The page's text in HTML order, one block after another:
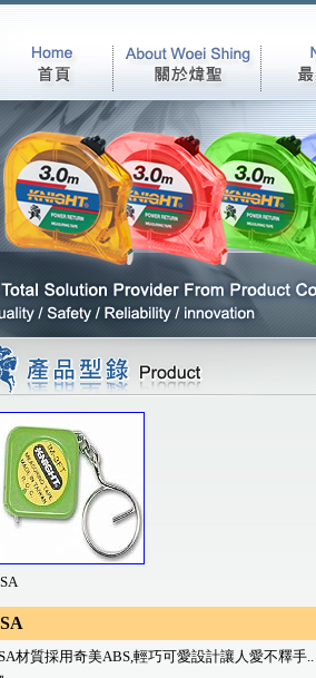
材質採用奇美ABS,輕巧可愛設計讓人愛不釋手..